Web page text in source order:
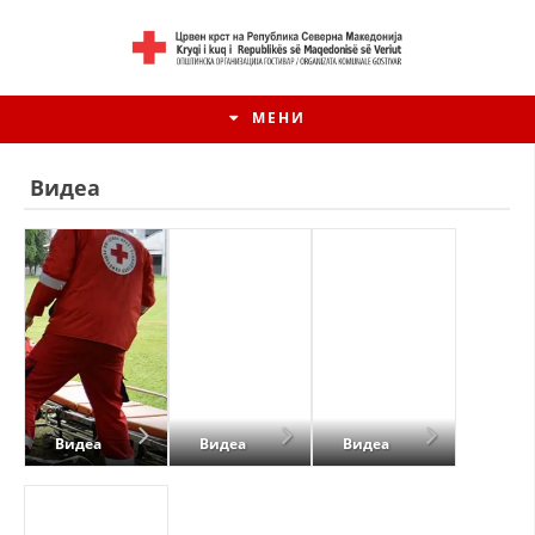
МЕНИ
HISTORIA E KRYQIT TË KUQ
Видеа
Видеа
од
Видеа
од
Видеа
од